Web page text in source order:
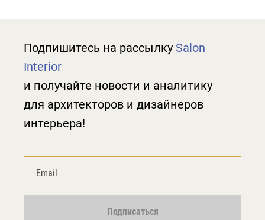
Подпишитесь на рассылку Salon
Interior
и получайте новости и аналитику
для архитекторов и дизайнеров
интерьера!
Подписаться